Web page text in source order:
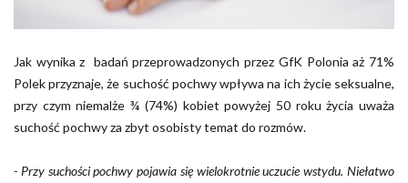
Jak wynika z badań przeprowadzonych przez GfK Polonia aż 71%
Polek przyznaje, że suchość pochwy wpływa na ich życie seksualne,
przy czym niemalże ¾ (74%) kobiet powyżej 50 roku życia uważa
suchość pochwy za zbyt osobisty temat do rozmów.
- Przy suchości pochwy pojawia się wielokrotnie uczucie wstydu. Niełatwo